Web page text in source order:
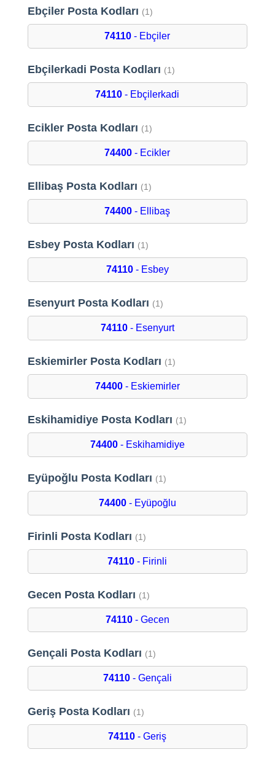
Ebçiler Posta Kodları (1)
74110 - Ebçiler
Ebçilerkadi Posta Kodları (1)
74110 - Ebçilerkadi
Ecikler Posta Kodları (1)
74400 - Ecikler
Ellibaş Posta Kodları (1)
74400 - Ellibaş
Esbey Posta Kodları (1)
74110- Esbey
Esenyurt Posta Kodları (1)
74110- Esenyurt
Eskiemirler Posta Kodları (1)
74400- Eskiemirler
Eskihamidiye Posta Kodları (1)
74400- Eskihamidiye
Eyüpoğlu Posta Kodları (1)
74400- Eyüpoğlu
Firinli Posta Kodları (1)
74110 - Firinli
Gecen Posta Kodları (1)
74110- Gecen
Gençali Posta Kodları (1)
74110- Gençali
Geriş Posta Kodları (1)
74110 - Geriş